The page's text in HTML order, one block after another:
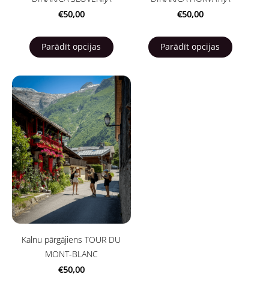
€50,00
Parādīt opcijas
€50,00
Parādīt opcijas
Kalnu pārgājiens TOUR DU
MONT-BLANC
€50,00